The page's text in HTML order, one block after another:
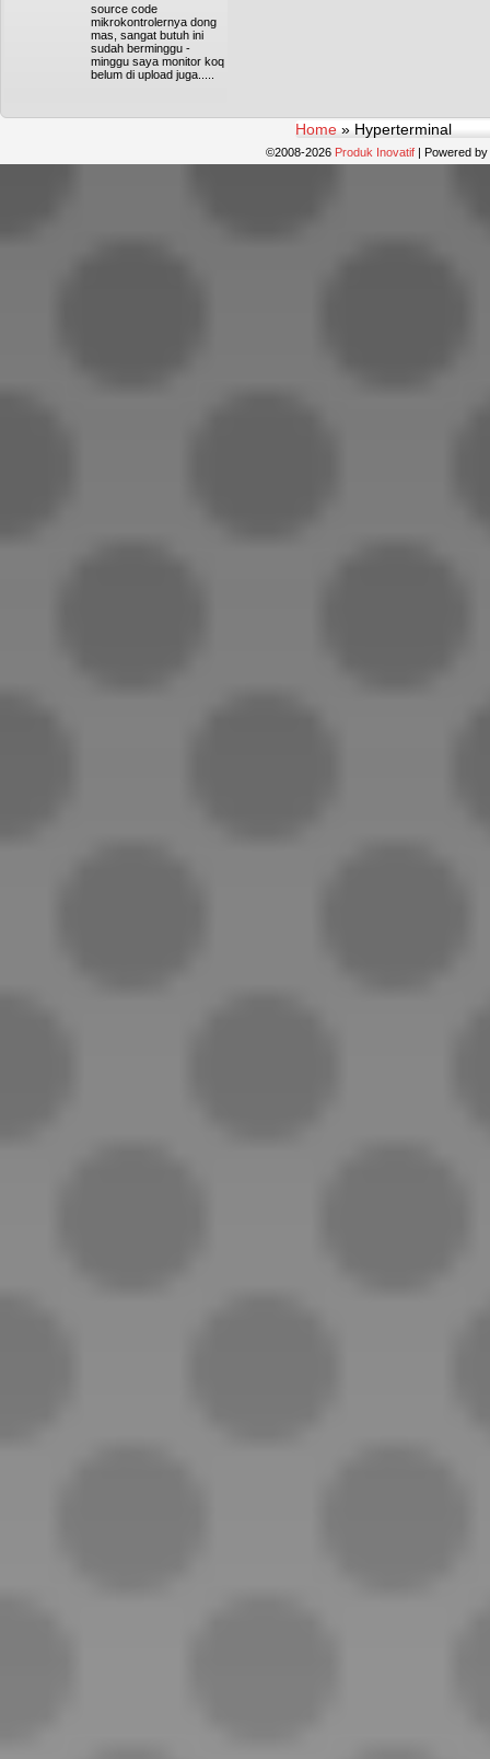
source code
mikrokontrolernya dong
mas, sangat butuh ini
sudah berminggu -
minggu saya monitor koq
belum di upload juga.....
Home» Hyperterminal
©2008-2026 Produk Inovatif | Powered by